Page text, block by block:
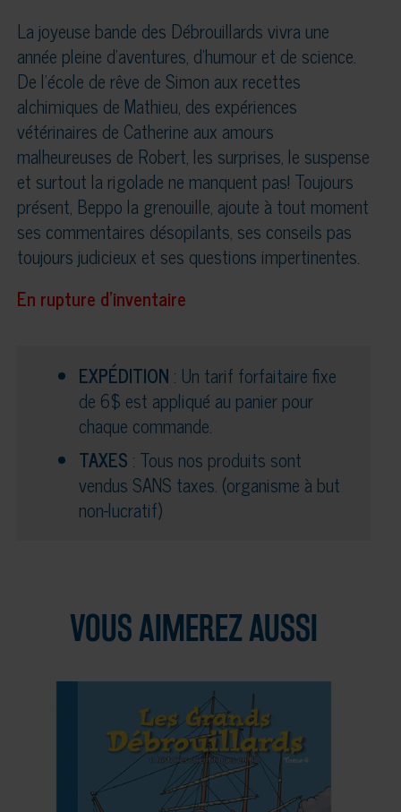
La joyeuse bande des Débrouillards vivra une
année pleine d’aventures, d’humour et de science.
De l’école de rêve de Simon aux recettes
alchimiques de Mathieu, des expériences
vétérinaires de Catherine aux amours
malheureuses de Robert, les surprises, le suspense
et surtout la rigolade ne manquent pas! Toujours
présent, Beppo la grenouille, ajoute à tout moment
ses commentaires désopilants, ses conseils pas
toujours judicieux et ses questions impertinentes.
En rupture d'inventaire
EXPÉDITION : Un tarif forfaitaire fixe
de 6$ est appliqué au panier pour
chaque commande.
TAXES : Tous nos produits sont
vendus SANS taxes. (organisme à but
non-lucratif)
VOUS AIMEREZ AUSSI